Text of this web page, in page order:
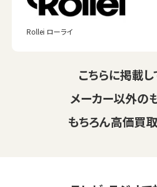
Rollei ローライ
こちらに掲載
メーカー以外の
もちろん高価買取